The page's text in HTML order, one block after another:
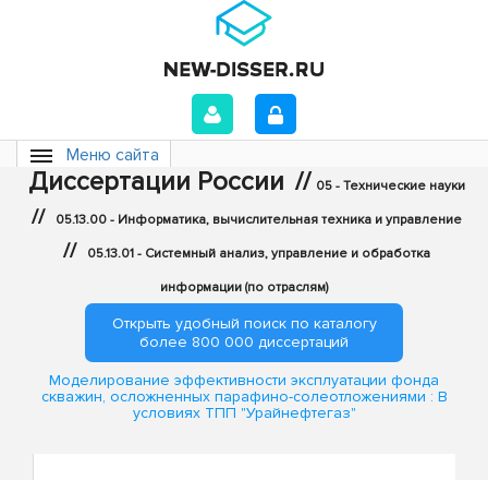
Меню сайта
Диссертации России // 05 - Технические науки
// 05.13.00 - Информатика, вычислительная техника и управление
// 05.13.01 - Системный анализ, управление и обработка
информации (по отраслям)
Открыть удобный поиск по каталогу
более 800 000 диссертаций
Моделирование эффективности эксплуатации фонда
скважин, осложненных парафино-солеотложениями : В
условиях ТПП "Урайнефтегаз"